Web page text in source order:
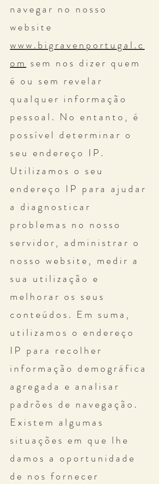
navegar no nosso
website
www.bigravenportugal.c
om sem nos dizer quem
é ou sem revelar
qualquer informação
pessoal. No entanto, é
possível determinar o
seu endereço IP.
Utilizamos o seu
endereço IP para ajudar
a diagnosticar
problemas no nosso
servidor, administrar o
nosso website, medir a
sua utilização e
melhorar os seus
conteúdos. Em suma,
utilizamos o endereço
IP para recolher
informação demográfica
agregada e analisar
padrões de navegação.
Existem algumas
situações em que lhe
damos a oportunidade
de nos fornecer